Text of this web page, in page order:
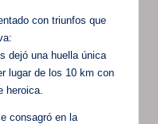
con triunfos que
dejó una huella única
lugar de los 10 km con
heroica.
consagró en la